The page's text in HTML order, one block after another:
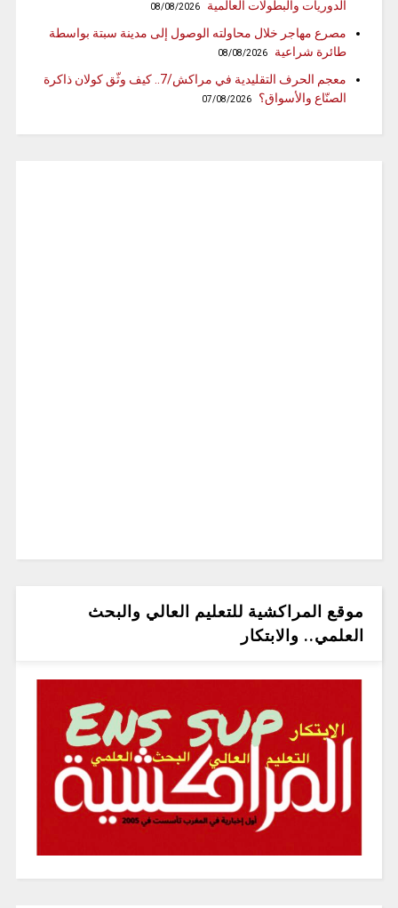
الدوريات والبطولات العالمية
08/08/2026
مصرع مهاجر خلال محاولته الوصول إلى مدينة سبتة بواسطة
طائرة شراعية
08/08/2026
معجم الحرف التقليدية في مراكش/7.. كيف وثّق كولان ذاكرة
الصنّاع والأسواق؟
07/08/2026
موقع المراكشية للتعليم العالي والبحث
العلمي.. والابتكار